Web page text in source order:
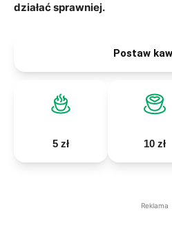
działać sprawniej.
Postaw
5 zł 10 zł
Reklama